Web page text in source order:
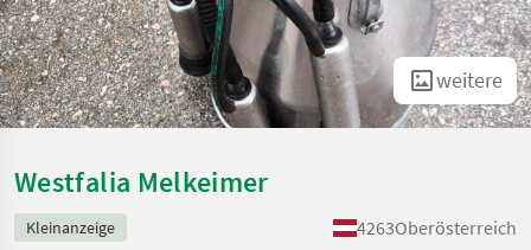
weitere
Westfalia Melkeimer
Kleinanzeige 4263Oberösterreich